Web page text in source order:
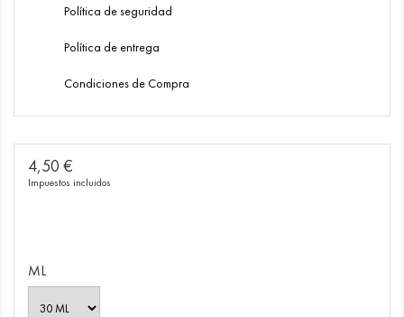
Política de seguridad
Política de entrega
Condiciones de Compra
4,50 €
Impuestos incluidos
ML